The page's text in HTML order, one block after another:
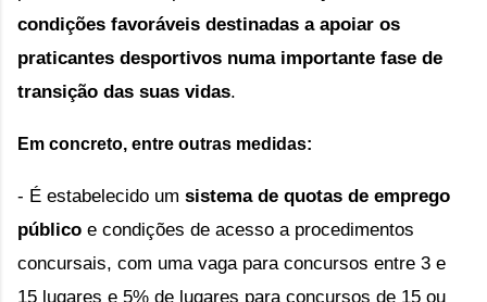
condições favoráveis destinadas a apoiar os
praticantes desportivos numa importante fase de
transição das suas vidas.
Em concreto, entre outras medidas:
- É estabelecido um sistema de quotas de emprego
público e condições de acesso a procedimentos
concursais, com uma vaga para concursos entre 3 e
15 lugares e 5% de lugares para concursos de 15 ou